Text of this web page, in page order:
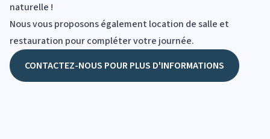
naturelle !
Nous vous proposons également location de salle et
restauration pour compléter votre journée.
CONTACTEZ-NOUS POUR PLUS D'INFORMATIONS